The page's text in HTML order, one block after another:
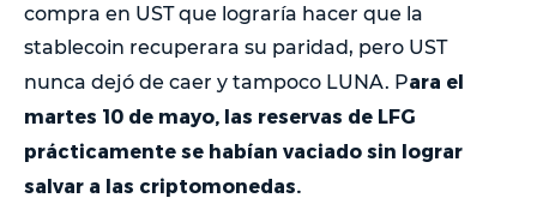
compra en UST que lograría hacer que la
stablecoin recuperara su paridad, pero UST
nunca dejó de caer y tampoco LUNA. Para el
martes 10 de mayo, las reservas de LFG
prácticamente se habían vaciado sin lograr
salvar a las criptomonedas.